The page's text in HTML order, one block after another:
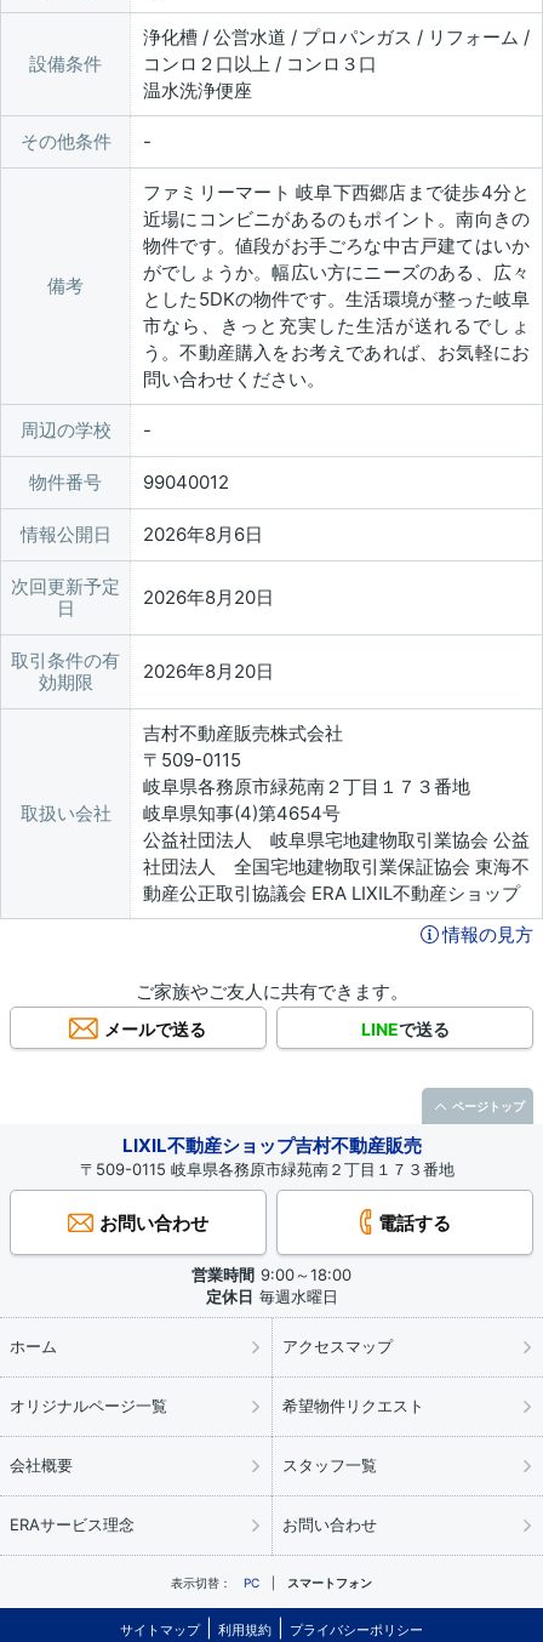
設備条件
浄化槽 / 公営水道 / プロパンガス / リフォーム /
コンロ２口以上 / コンロ３口
温水洗浄便座
その他条件
備考
ファミリーマート 岐阜下西郷店まで徒歩4分と
近場にコンビニがあるのもポイント。南向きの
物件です。値段がお手ごろな中古戸建てはいか
がでしょうか。幅広い方にニーズのある、広々
とした5DKの物件です。生活環境が整った岐阜
市なら、きっと充実した生活が送れるでしょ
う。不動産購入をお考えであれば、お気軽にお
問い合わせください。
周辺の学校
物件番号 99040012
情報公開日 2026年8月6日
次回更新予定
日
2026年8月20日
取引条件の有
効期限
2026年8月20日
取扱い会社
吉村不動産販売株式会社
〒509-0115
岐阜県各務原市緑苑南２丁目１７３番地
岐阜県知事(4)第4654号
公益社団法人 岐阜県宅地建物取引業協会 公益
社団法人 全国宅地建物取引業保証協会 東海不
動産公正取引協議会 ERA LIXIL不動産ショップ
情報の見方
ご家族やご友人に共有できます。
メールで送る LINEで送る
LIXIL不動産ショップ吉村不動産販売
〒509-0115 岐阜県各務原市緑苑南２丁目１７３番地
お問い合わせ 電話する
営業時間 9:00～18:00
定休日 毎週水曜日
ホーム アクセスマップ
オリジナルページ一覧 希望物件リクエスト
会社概要 スタッフ一覧
ERAサービス理念 お問い合わせ
表示切替： PC スマートフォン
サイトマップ 利用規約 プライバシーポリシー
ページトップ